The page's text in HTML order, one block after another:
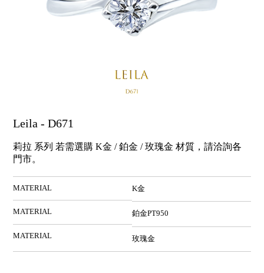
Leila - D671
莉拉 系列 若需選購 K金 / 鉑金 / 玫瑰金 材質，請洽詢各
門市。
MATERIAL K金
MATERIAL 鉑金PT950
MATERIAL 玫瑰金